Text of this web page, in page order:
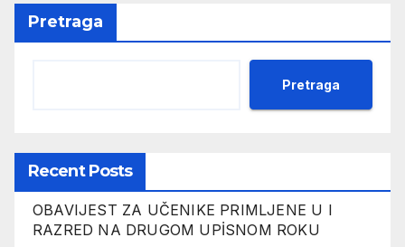
Pretraga
Pretraga
Recent Posts
OBAVIJEST ZA UČENIKE PRIMLJENE U I
RAZRED NA DRUGOM UPİSNOM ROKU